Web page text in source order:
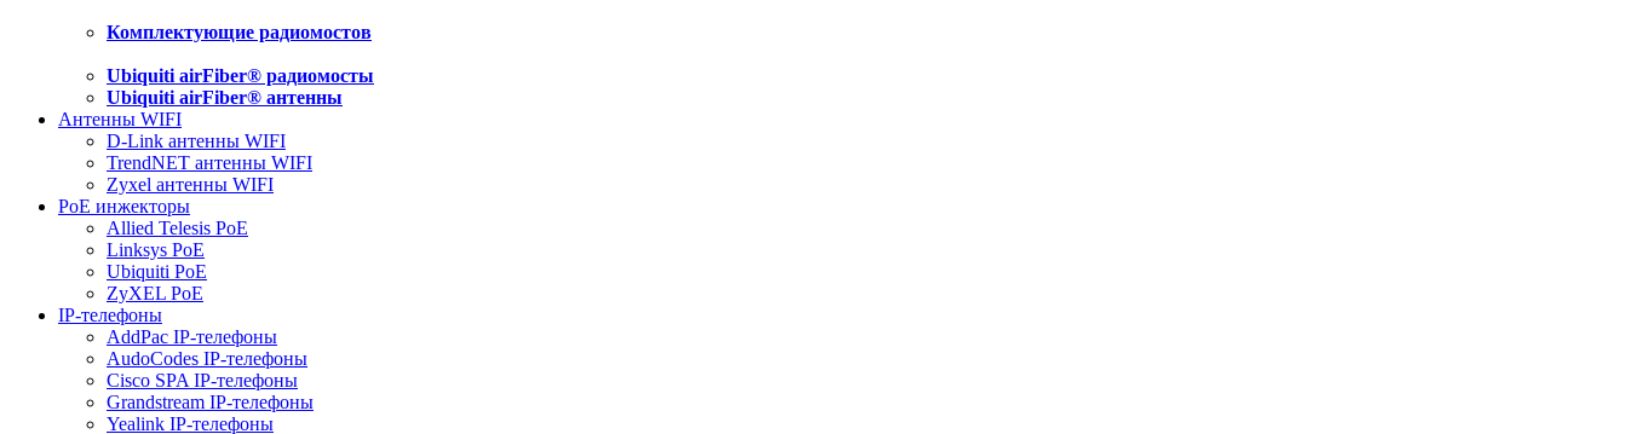
Комплектующие радиомостов
Ubiquiti airFiber® радиомосты
Ubiquiti airFiber® антенны
Антенны WIFI
D-Link антенны WIFI
TrendNET антенны WIFI
Zyxel антенны WIFI
PoE инжекторы
Allied Telesis PoE
Linksys PoE
Ubiquiti PoE
ZyXEL PoE
IP-телефоны
AddPac IP-телефоны
AudoCodes IP-телефоны
Cisco SPA IP-телефоны
Grandstream IP-телефоны
Yealink IP-телефоны